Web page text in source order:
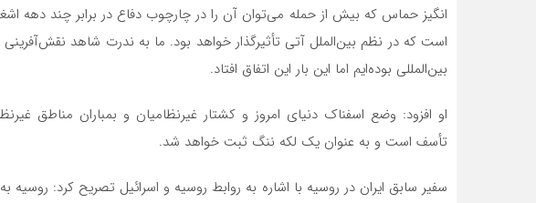
انگیز حماس که بیش از حمله می‌توان آن را در چارچوب دفاع در برابر چند دهه
است که در نظم بین‌الملل آتی تأثیرگذار خواهد بود. ما به ندرت شاهد نقش‌آفرینی
بین‌المللی بوده‌ایم اما این بار این اتفاق افتاد.
او افزود: وضع اسفناک دنیای امروز و کشتار غیرنظامیان و بمباران مناطق
تأسف است و به عنوان یک لکه ننگ ثبت خواهد شد.
سفیر سابق ایران در روسیه با اشاره به روابط روسیه و اسرائیل تصریح کرد: